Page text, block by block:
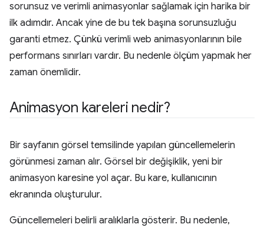
sorunsuz ve verimli animasyonlar sağlamak için harika bir
ilk adımdır. Ancak yine de bu tek başına sorunsuzluğu
garanti etmez. Çünkü verimli web animasyonlarının bile
performans sınırları vardır. Bu nedenle ölçüm yapmak her
zaman önemlidir.
Animasyon kareleri nedir?
Bir sayfanın görsel temsilinde yapılan güncellemelerin
görünmesi zaman alır. Görsel bir değişiklik, yeni bir
animasyon karesine yol açar. Bu kare, kullanıcının
ekranında oluşturulur.
Güncellemeleri belirli aralıklarla gösterir. Bu nedenle,